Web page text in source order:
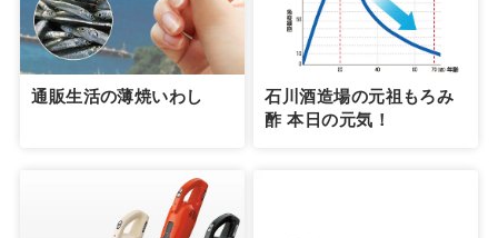
通販生活の薄焼いわし
石川酒造場の元祖もろみ
酢 本日の元気！